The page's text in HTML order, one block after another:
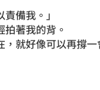
備我。」
著我的背。
就好像可以再撐一